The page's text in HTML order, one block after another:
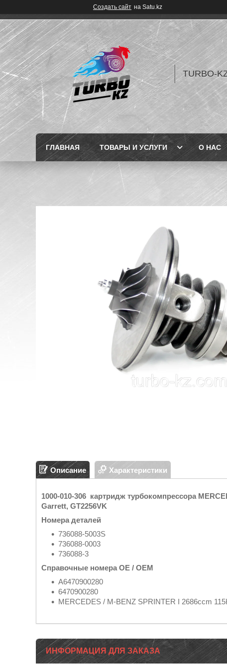
Создать сайт на Satu.kz
TURBO-
ГЛАВНАЯ ТОВАРЫ И УСЛУГИ О НАС
Описание Характеристики
1000-010-306 картридж турбокомпрессора
Garrett, GT2256VK
Номера деталей
736088-5003S
736088-0003
736088-3
Справочные номера OE / OEM
A6470900280
6470900280
MERCEDES / M-BENZ SPRINTER I 2686ccm
ИНФОРМАЦИЯ ДЛЯ ЗАКАЗА